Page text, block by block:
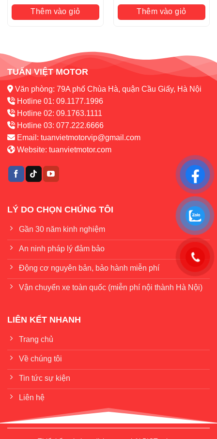
Thêm vào giỏ Thêm vào giỏ
TUẤN VIỆT MOTOR
Văn phòng: 79A phố Chùa Hà, quận Cầu Giấy, Hà Nội
Hotline 01: 09.1177.1996
Hotline 02: 09.1763.1111
Hotline 03: 077.222.6666
Email: tuanvietmotorvip@gmail.com
Website: tuanvietmotor.com
LÝ DO CHỌN CHÚNG TÔI
Gần 30 năm kinh nghiệm
An ninh pháp lý đảm bảo
Động cơ nguyên bản, bảo hành miễn phí
Vận chuyển xe toàn quốc (miễn phí nội thành Hà Nội)
LIÊN KẾT NHANH
Trang chủ
Về chúng tôi
Tin tức sự kiện
Liên hệ